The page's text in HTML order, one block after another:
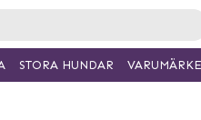
STORA HUNDAR